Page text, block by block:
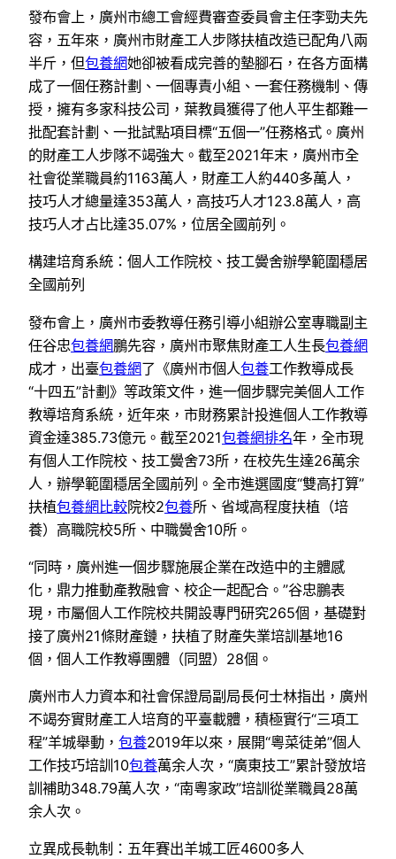
發布會上，廣州市總工會經費審查委員會主任李勁夫先
容，五年來，廣州市財產工人步隊扶植改造已配角八兩
半斤，但包養網她卻被看成完善的墊腳石，在各方面構
成了一個任務計劃、一個專責小組、一套任務機制、傳
授，擁有多家科技公司，葉教員獲得了他人平生都難一
批配套計劃、一批試點項目標“五個一”任務格式。廣州
的財產工人步隊不竭強大。截至2021年末，廣州市全
社會從業職員約1163萬人，財產工人約440多萬人，
技巧人才總量達353萬人，高技巧人才123.8萬人，高
技巧人才占比達35.07%，位居全國前列。
構建培育系統：個人工作院校、技工黌舍辦學範圍穩居
全國前列
發布會上，廣州市委教導任務引導小組辦公室專職副主
任谷忠包養網鵬先容，廣州市聚焦財產工人生長包養網
成才，出臺包養網了《廣州市個人包養工作教導成長
“十四五”計劃》等政策文件，進一個步驟完美個人工作
教導培育系統，近年來，市財務累計投進個人工作教導
資金達385.73億元。截至2021包養網排名年，全市現
有個人工作院校、技工黌舍73所，在校先生達26萬余
人，辦學範圍穩居全國前列。全市進選國度“雙高打算”
扶植包養網比較院校2包養所、省域高程度扶植（培
養）高職院校5所、中職黌舍10所。
“同時，廣州進一個步驟施展企業在改造中的主體感
化，鼎力推動產教融會、校企一起配合。”谷忠鵬表
現，市屬個人工作院校共開設專門研究265個，基礎對
接了廣州21條財產鏈，扶植了財產失業培訓基地16
個，個人工作教導團體（同盟）28個。
廣州市人力資本和社會保證局副局長何士林指出，廣州
不竭夯實財產工人培育的平臺載體，積極實行“三項工
程”羊城舉動， 包養2019年以來，展開“粵菜徒弟”個人
工作技巧培訓10包養萬余人次，“廣東技工”累計發放培
訓補助348.79萬人次，“南粵家政”培訓從業職員28萬
余人次。
立異成長軌制：五年賽出羊城工匠4600多人